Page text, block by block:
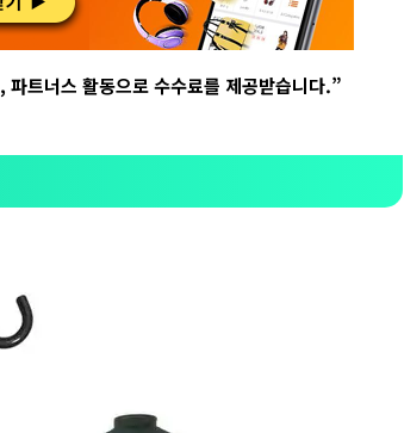
, 파트너스 활동으로 수수료를 제공받습니다.”